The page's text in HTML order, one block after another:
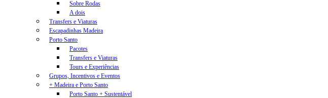
Sobre Rodas
A dois
Transfers e Viaturas
Escapadinhas Madeira
Porto Santo
Pacotes
Transfers e Viaturas
Tours e Experiências
Grupos, Incentivos e Eventos
+ Madeira e Porto Santo
Porto Santo + Sustentável